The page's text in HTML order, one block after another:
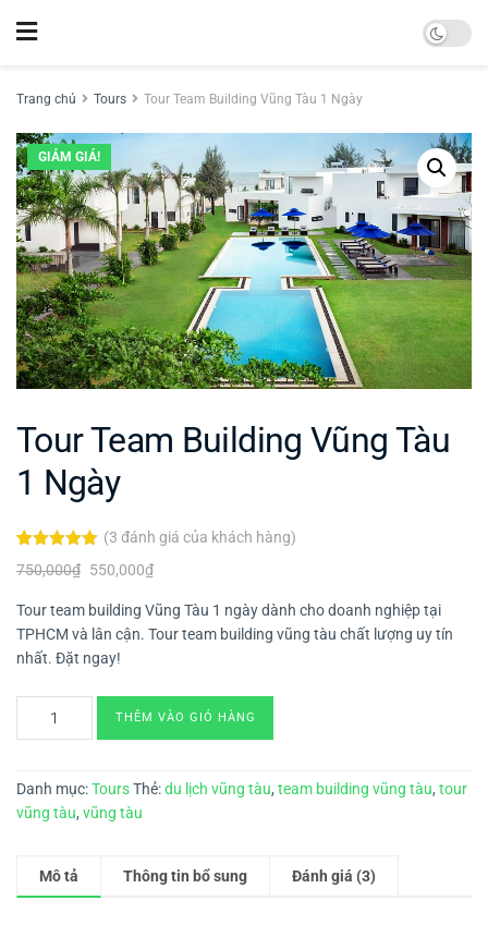
Trang chủ Tours Tour Team Building Vũng Tàu 1 Ngày
GIẢM GIÁ!
Tour Team Building Vũng Tàu
1 Ngày
trên 5
dựa trên
(3 đánh giá của khách hàng)
750,000₫ 550,000₫
Tour team building Vũng Tàu 1 ngày dành cho doanh nghiệp tại
TPHCM và lân cận. Tour team building vũng tàu chất lượng uy tín
nhất. Đặt ngay!
THÊM VÀO GIỎ HÀNG
Danh mục:ToursThẻ:du lịch vũng tàu, team building vũng tàu, tour
vũng tàu, vũng tàu
Mô tả Thông tin bổ sung Đánh giá (3)